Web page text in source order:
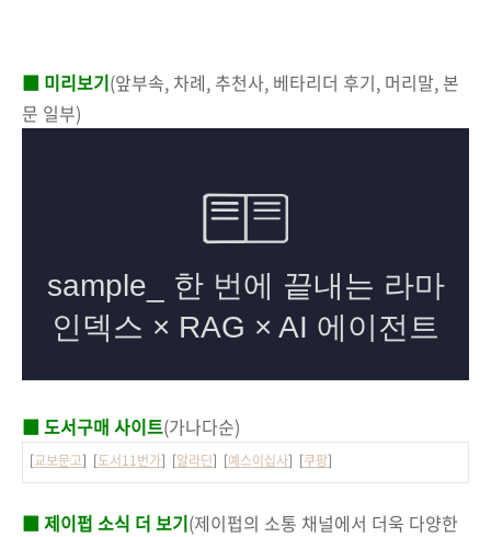
■ 미리보기(앞부속, 차례, 추천사, 베타리더 후기, 머리말, 본
문 일부)
■ 도서구매 사이트(가나다순)
[교보문고] [도서11번가] [알라딘] [예스이십사] [쿠팡]
■ 제이펍 소식 더 보기(제이펍의 소통 채널에서 더욱 다양한